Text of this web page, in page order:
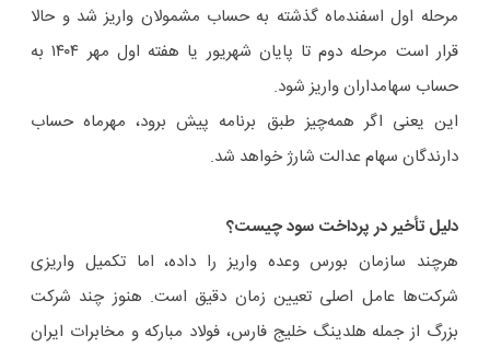
مرحله اول اسفندماه گذشته به حساب مشمولان واریز شد و حالا
قرار است مرحله دوم تا پایان شهریور یا هفته اول مهر ۱۴۰۴ به
حساب سهامداران واریز شود.
این یعنی اگر همه‌چیز طبق برنامه پیش برود، مهرماه حساب
دارندگان سهام عدالت شارژ خواهد شد.
دلیل تأخیر در پرداخت سود چیست؟
هرچند سازمان بورس وعده واریز را داده، اما تکمیل واریزی
شرکت‌ها عامل اصلی تعیین زمان دقیق است. هنوز چند شرکت
بزرگ از جمله هلدینگ خلیج فارس، فولاد مبارکه و مخابرات ایران